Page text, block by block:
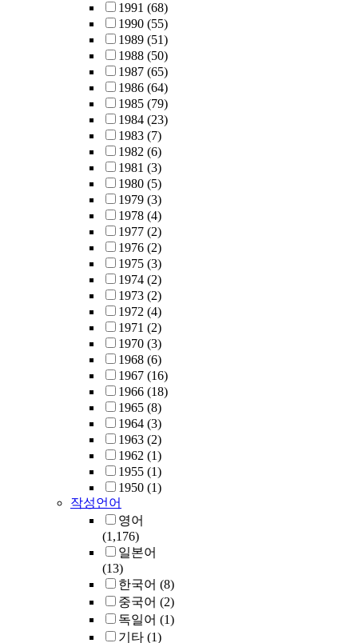
1991 (68)
1990 (55)
1989 (51)
1988 (50)
1987 (65)
1986 (64)
1985 (79)
1984 (23)
1983 (7)
1982 (6)
1981 (3)
1980 (5)
1979 (3)
1978 (4)
1977 (2)
1976 (2)
1975 (3)
1974 (2)
1973 (2)
1972 (4)
1971 (2)
1970 (3)
1968 (6)
1967 (16)
1966 (18)
1965 (8)
1964 (3)
1963 (2)
1962 (1)
1955 (1)
1950 (1)
작성언어
영어
(1,176)
일본어
(13)
한국어 (8)
중국어 (2)
독일어 (1)
기타 (1)